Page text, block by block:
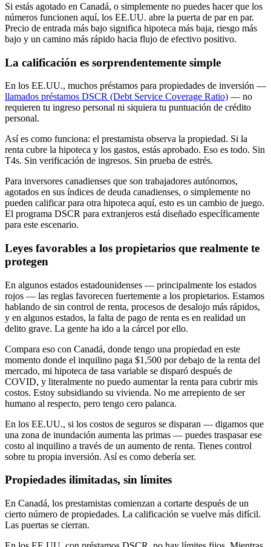
Si estás agotado en Canadá, o simplemente no puedes hacer que los
números funcionen aquí, los EE.UU. abre la puerta de par en par.
Precio de entrada más bajo significa hipoteca más baja, riesgo más
bajo y un camino más rápido hacia flujo de efectivo positivo.
La calificación es sorprendentemente simple
En los EE.UU., muchos préstamos para propiedades de inversión —
llamados préstamos DSCR (Debt Service Coverage Ratio) — no
requieren tu ingreso personal ni siquiera tu puntuación de crédito
personal.
Así es como funciona: el prestamista observa la propiedad. Si la
renta cubre la hipoteca y los gastos, estás aprobado. Eso es todo. Sin
T4s. Sin verificación de ingresos. Sin prueba de estrés.
Para inversores canadienses que son trabajadores autónomos,
agotados en sus índices de deuda canadienses, o simplemente no
pueden calificar para otra hipoteca aquí, esto es un cambio de juego.
El programa DSCR para extranjeros está diseñado específicamente
para este escenario.
Leyes favorables a los propietarios que realmente te
protegen
En algunos estados estadounidenses — principalmente los estados
rojos — las reglas favorecen fuertemente a los propietarios. Estamos
hablando de sin control de renta, procesos de desalojo más rápidos,
y en algunos estados, la falta de pago de renta es en realidad un
delito grave. La gente ha ido a la cárcel por ello.
Compara eso con Canadá, donde tengo una propiedad en este
momento donde el inquilino paga $1,500 por debajo de la renta del
mercado, mi hipoteca de tasa variable se disparó después de
COVID, y literalmente no puedo aumentar la renta para cubrir mis
costos. Estoy subsidiando su vivienda. No me arrepiento de ser
humano al respecto, pero tengo cero palanca.
En los EE.UU., si los costos de seguros se disparan — digamos que
una zona de inundación aumenta las primas — puedes traspasar ese
costo al inquilino a través de un aumento de renta. Tienes control
sobre tu propia inversión. Así es como debería ser.
Propiedades ilimitadas, sin límites
En Canadá, los prestamistas comienzan a cortarte después de un
cierto número de propiedades. La calificación se vuelve más difícil.
Las puertas se cierran.